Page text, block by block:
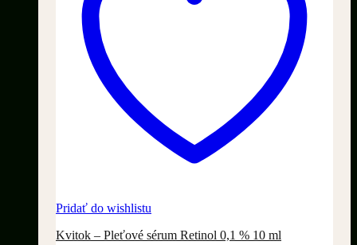
Pridať do wishlistu
Kvitok – Pleťové sérum Retinol 0,1 % 10 ml